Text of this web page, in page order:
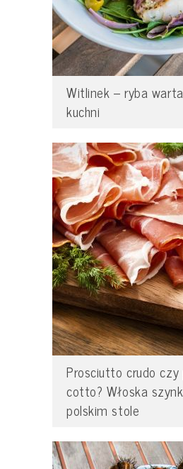
Witlinek – ryba
kuchni
Prosciutto crudo
cotto? Włoska
polskim stole